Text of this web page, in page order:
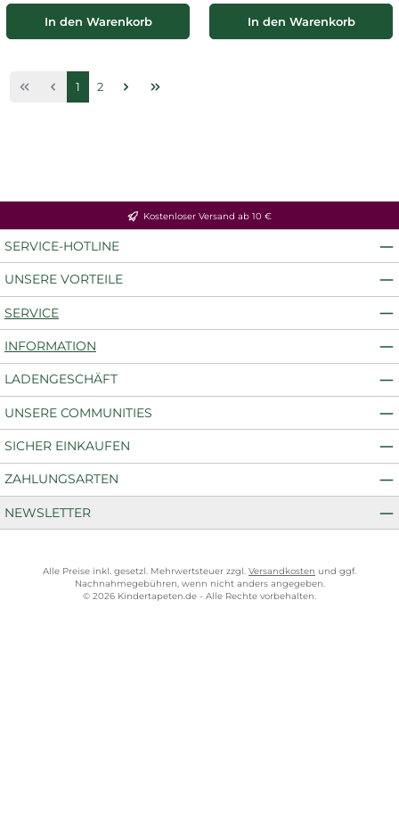
In den Warenkorb In den Warenkorb
Seite
1 Seite
2
Kostenloser Versand ab 10 €
SERVICE-HOTLINE
UNSERE VORTEILE
SERVICE
INFORMATION
LADENGESCHÄFT
UNSERE COMMUNITIES
SICHER EINKAUFEN
ZAHLUNGSARTEN
NEWSLETTER
Alle Preise inkl. gesetzl. Mehrwertsteuer zzgl. Versandkosten und ggf.
Nachnahmegebühren, wenn nicht anders angegeben.
© 2026 Kindertapeten.de - Alle Rechte vorbehalten.